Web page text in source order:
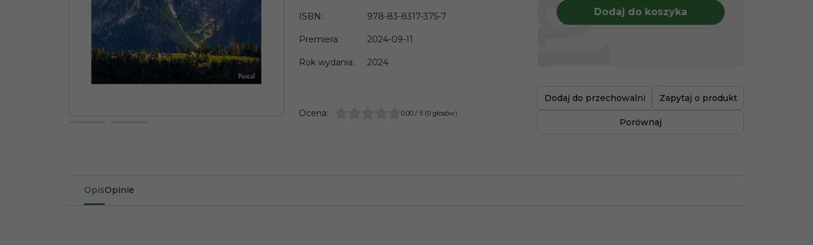
ISBN: 978-83-8317-375-7
Premiera: 2024-09-11
Rok wydania: 2024
Ocena: 0.00 / 5 (0 głosów)
Dodaj do koszyka
Dodaj do przechowalni Zapytaj o produkt
Porównaj
OpisOpinie